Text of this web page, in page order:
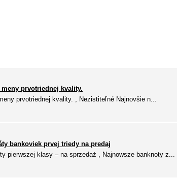
meny prvotriednej kvality.
prvotriednej kvality. , Nezistiteľné Najnovšie n...
bankoviek prvej triedy na predaj
pierwszej klasy – na sprzedaż , Najnowsze banknoty z...